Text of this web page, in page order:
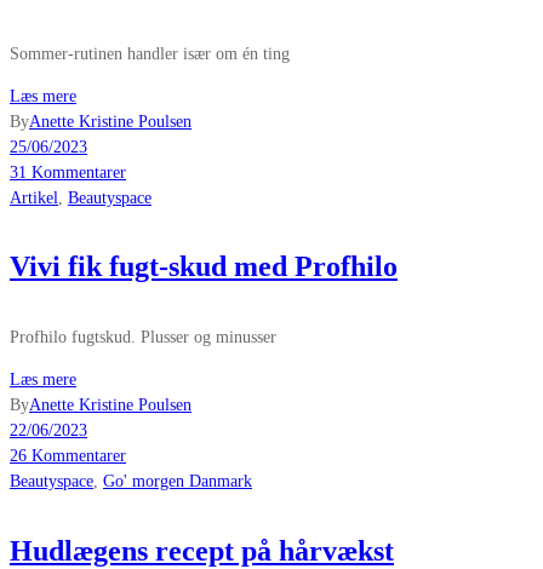
Sommer-rutinen handler især om én ting
Læs mere
ByAnette Kristine Poulsen
25/06/2023
31 Kommentarer
Artikel Beautyspace
Vivi fik fugt-skud med Profhilo
Profhilo fugtskud. Plusser og minusser
Læs mere
ByAnette Kristine Poulsen
22/06/2023
26 Kommentarer
Beautyspace, Go' morgen Danmark
Hudlægens recept på hårvækst